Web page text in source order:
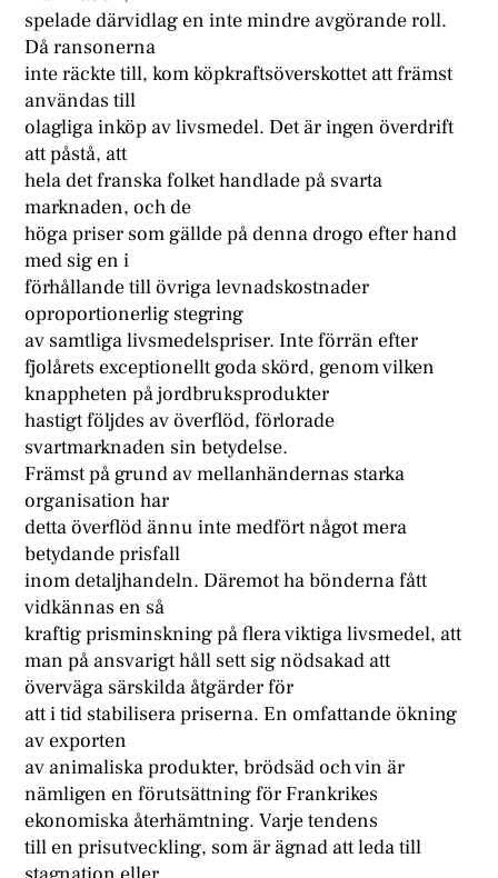
spelade därvidlag en inte mindre avgörande roll.
Då ransonerna
inte räckte till, kom köpkraftsöverskottet att främst
användas till
olagliga inköp av livsmedel. Det är ingen överdrift
att påstå, att
hela det franska folket handlade på svarta
marknaden, och de
höga priser som gällde på denna drogo efter hand
med sig en i
förhållande till övriga levnadskostnader
oproportionerlig stegring
av samtliga livsmedelspriser. Inte förrän efter
fjolårets exceptionellt goda skörd, genom vilken
knappheten på jordbruksprodukter
hastigt följdes av överflöd, förlorade
svartmarknaden sin betydelse.
Främst på grund av mellanhändernas starka
organisation har
detta överflöd ännu inte medfört något mera
betydande prisfall
inom detaljhandeln. Däremot ha bönderna fått
vidkännas en så
kraftig prisminskning på flera viktiga livsmedel, att
man på ansvarigt håll sett sig nödsakad att
överväga särskilda åtgärder för
att i tid stabilisera priserna. En omfattande ökning
av exporten
av animaliska produkter, brödsäd och vin är
nämligen en förutsättning för Frankrikes
ekonomiska återhämtning. Varje tendens
till en prisutveckling, som är ägnad att leda till